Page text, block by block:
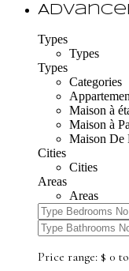
Types
Types
Types
Categories
Maison à
Maison à
Maison De
Cities
Cities
Areas
Areas
Price range: $ 0